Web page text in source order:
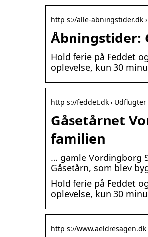
http s://alle-abningstider.dk
Åbningstider:
Hold ferie på Feddet
oplevelse, kun 30
http s://feddet.dk › Udflugter
Gåsetårnet
familien
… gamle Vordingborg
Gåsetårn, som blev
Hold ferie på Feddet
oplevelse, kun 30
http s://